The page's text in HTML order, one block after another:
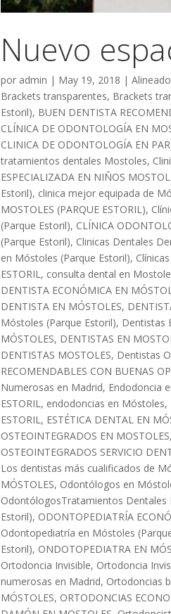
Nuevo
por admin | May 19, 2018 |
Brackets transparentes, Brackets
Estoril), BUEN DENTISTA
CLÍNICA DE ODONTOLOGÍA EN
CLINICA DE ODONTOLOGÍA EN
tratamientos dentales Mostoles,
ESPECIALIZADA EN NIÑOS
Estoril), clinica mejor equipada de
MOSTOLES (PARQUE ESTORIL),
(Parque Estoril), CLÍNICA
(Parque Estoril), Clinicas Dentales
en Móstoles (Parque Estoril),
ESTORIL, consulta dental en
DENTISTA ECONÓMICA EN
DENTISTA EN MÓSTOLES,
Móstoles (Parque Estoril), Dentistas
MÓSTOLES, DENTISTAS EN
DENTISTAS MOSTOLES, Dentistas
RECOMENDABLES CON BUENAS
Numerosas en Madrid, Endodoncia
ESTORIL, endodoncias en Móstoles,
ESTORIL, ESTÉTICA DENTAL EN
OSTEOINTEGRADOS EN MOSTOLES,
OSTEOINTEGRADOS SERVICIO
Los dentistas más cualificados de
MÓSTOLES, Odontólogos en
OdontólogosTratamientos Dentales
Estoril), ODONTOPEDIATRÍA
Odontopediatría en Móstoles
Estoril), ONDOTOPEDIATRA EN
Ortodoncia Invisible, Ortodoncia
numerosas en Madrid, Ortodoncias
MÓSTOLES, ORTODONCIAS